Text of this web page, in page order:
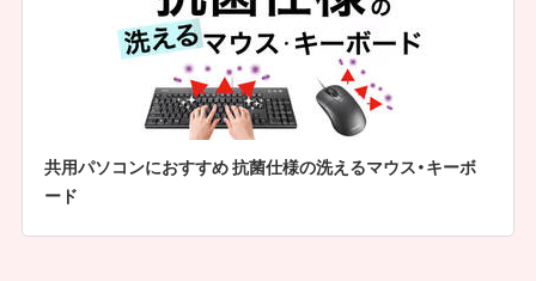
共用パソコンにおすすめ 抗菌仕様の洗えるマウス・キーボ
ード